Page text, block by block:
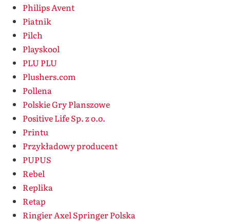
Philips Avent
Piatnik
Pilch
Playskool
PLU PLU
Plushers.com
Pollena
Polskie Gry Planszowe
Positive Life Sp. z o.o.
Printu
Przykładowy producent
PUPUS
Rebel
Replika
Retap
Ringier Axel Springer Polska